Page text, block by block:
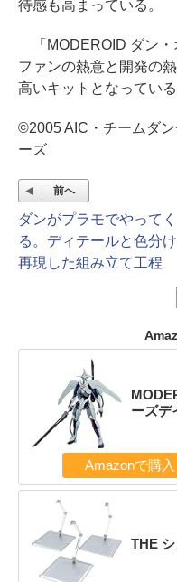
待感も高まっている。
「MODEROID ダン・
ファンの熱意と開発の
高いキットとなっている
©2005 AIC・チームダ
ーズ
前へ
ダンがプラモでやってく
る。ディテールと色分
再現した組み立て工程
ーズデ
Amazonで購入
THE